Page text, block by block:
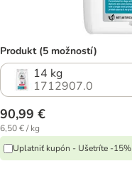
Produkt (5 možností)
14 kg
1712907.0
90,99 €
6,50 € / kg
Uplatniť kupón - Ušetríte -15%